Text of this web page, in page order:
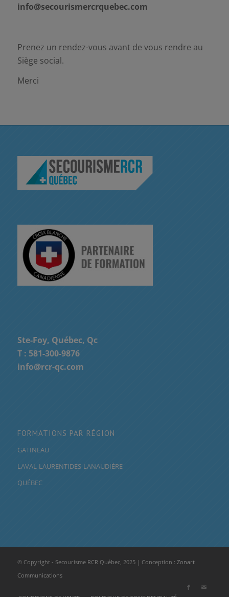
info@secourismercrquebec.com
Prenez un rendez-vous avant de vous rendre au
Siège social.
Merci
Ste-Foy, Québec, Qc
T : 581-300-9876
info@rcr-qc.com
FORMATIONS PAR RÉGION
GATINEAU
LAVAL-LAURENTIDES-LANAUDIÈRE
QUÉBEC
© Copyright - Secourisme RCR Québec, 2025 | Conception : Zonart
Communications